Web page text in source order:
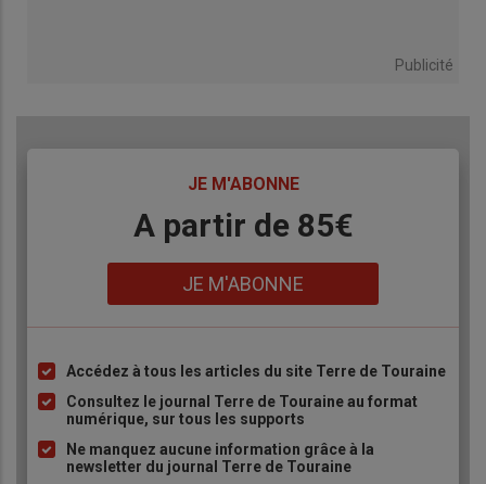
Publicité
JE M'ABONNE
A partir de 85€
JE M'ABONNE
Liste
à
puce
Accédez à tous les articles du site Terre de Touraine
Consultez le journal Terre de Touraine au format
numérique, sur tous les supports
Ne manquez aucune information grâce à la
newsletter du journal Terre de Touraine